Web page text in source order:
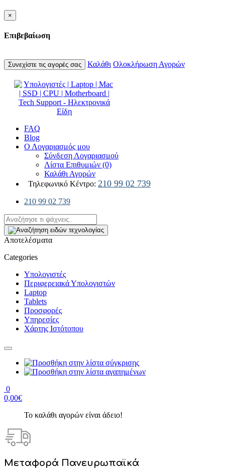
×
Επιβεβαίωση
Συνεχίστε τις αγορές σας Καλάθι Ολοκλήρωση Αγορών
FAQ
Blog
Ο Λογαριασμός μου
Σύνδεση Λογαριασμού
Λίστα Επιθυμιών (0)
Καλάθι Αγορών
Τηλεφωνικό Κέντρο: 210 99 02 739
210 99 02 739
Αποτελέσματα
Categories
Υπολογιστές
Περιφερειακά Υπολογιστών
Laptop
Tablets
Προσφορές
Υπηρεσίες
Χάρτης Ιστότοπου
0
0,00€
Το καλάθι αγορών είναι άδειο!
Μεταφορά Πανευρωπαϊκά